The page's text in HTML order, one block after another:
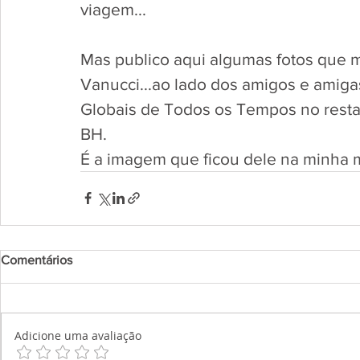
viagem...
Mas publico aqui algumas fotos que
Vanucci...ao lado dos amigos e
Globais de Todos os Tempos no
BH.
É a imagem que ficou dele na minha
Comentários
Adicione uma avaliação